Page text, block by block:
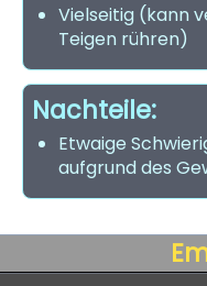
Vielseitig (kann
Teigen rühren)
Nachteile:
Etwaige
aufgrund des